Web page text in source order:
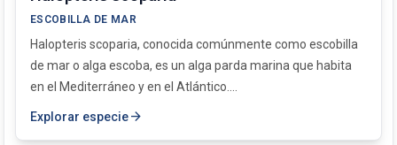
ESCOBILLA DE MAR
Halopteris scoparia, conocida comúnmente como escobilla
de mar o alga escoba, es un alga parda marina que habita
en el Mediterráneo y en el Atlántico....
Explorar especiearrow_forward